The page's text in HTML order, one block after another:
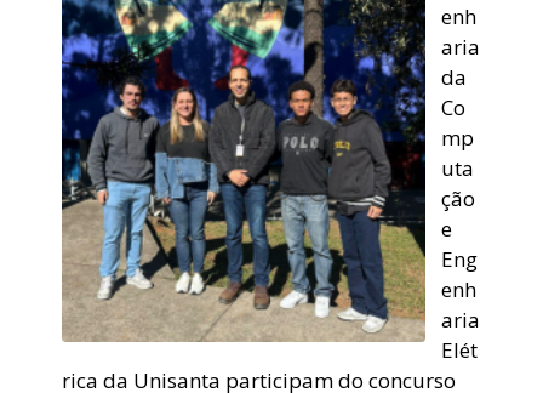
enh
aria
da
Co
mp
uta
ção
e
Eng
enh
aria
Elét
rica da Unisanta participam do concurso